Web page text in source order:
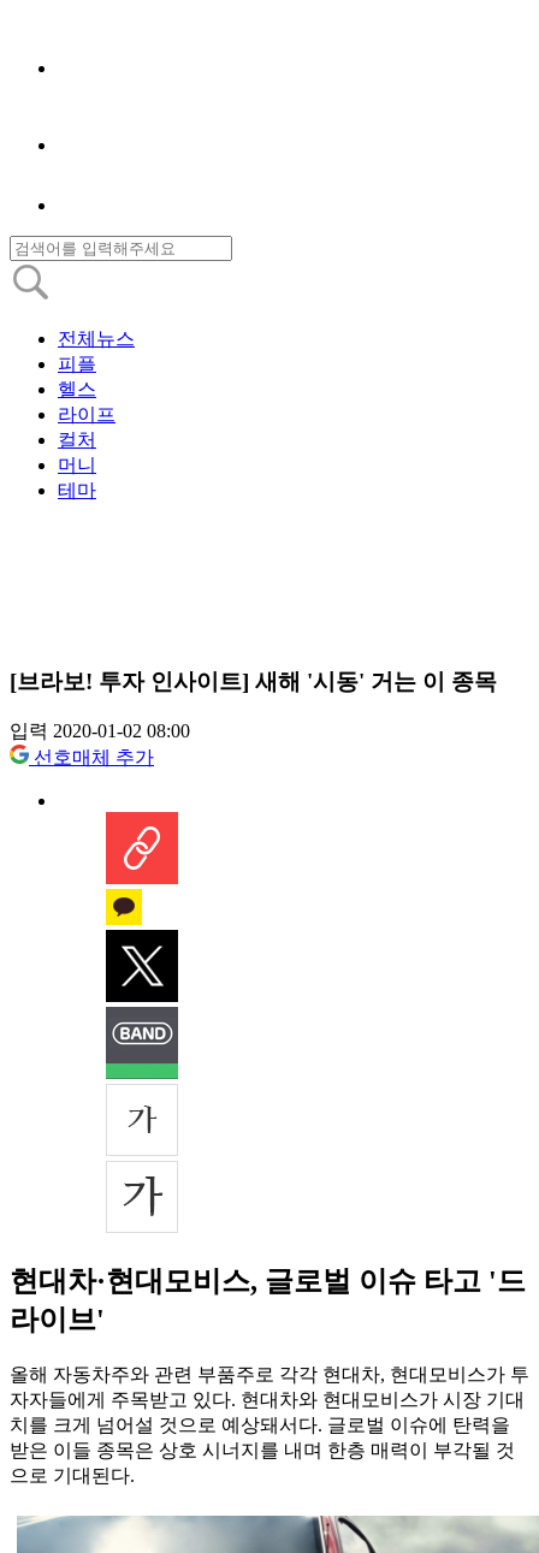
전체뉴스
피플
헬스
라이프
컬처
머니
테마
[브라보! 투자 인사이트] 새해 '시동' 거는 이 종목
입력 2020-01-02 08:00
선호매체 추가
현대차·현대모비스, 글로벌 이슈 타고 '드
라이브'
올해 자동차주와 관련 부품주로 각각 현대차, 현대모비스가 투
자자들에게 주목받고 있다. 현대차와 현대모비스가 시장 기대
치를 크게 넘어설 것으로 예상돼서다. 글로벌 이슈에 탄력을
받은 이들 종목은 상호 시너지를 내며 한층 매력이 부각될 것
으로 기대된다.